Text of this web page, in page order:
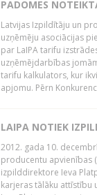
PADOMES
Latvijas Izpildītāju un
uzņēmēju asociācijas
par LaIPA tarifu
uzņēmējdarbības
tarifu kalkulators, kur
apjomu. Pērn
LAIPA NOTIEK
2012. gada 10.
producentu apvienības
izpilddirektore Ieva
karjeras tālāku attīstību